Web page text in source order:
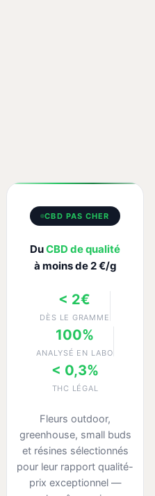
CBD PAS CHER
DuCBD de qualité
à moins de 2 €/g
< 2€
DÈS LE GRAMME
100%
ANALYSÉ EN LABO
< 0,3%
THC LÉGAL
Fleurs outdoor,
greenhouse, small buds
et résines sélectionnés
pour leur rapport qualité-
prix exceptionnel —